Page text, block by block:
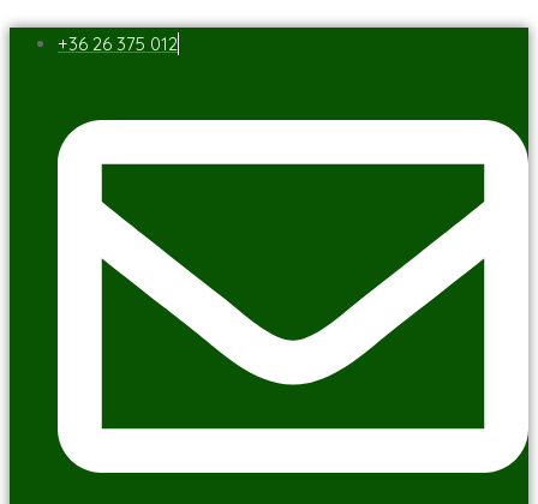
+36 26 375 012